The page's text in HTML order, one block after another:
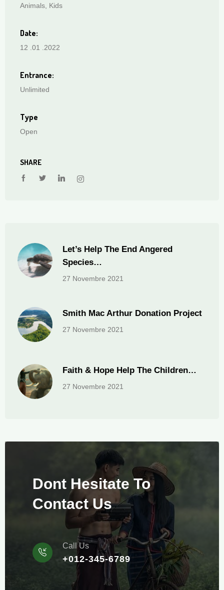
Animals, Kids
Date:
12 .01 .2022
Entrance:
Unlimited
Type
Open
SHARE
Let’s Help The End Angered
Species…
27 Novembre 2021
Smith Mac Arthur Donation Project
27 Novembre 2021
Faith & Hope Help The Children…
27 Novembre 2021
Dont Hesitate To
Contact Us
Call Us
+012-345-6789